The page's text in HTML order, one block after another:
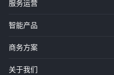
服务运营
智能产品
商务方案
关于我们